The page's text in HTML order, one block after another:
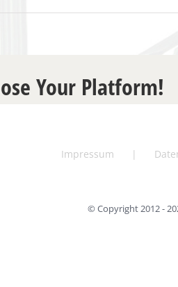
Your Platform!
Impressum
© Copyright 2012 -